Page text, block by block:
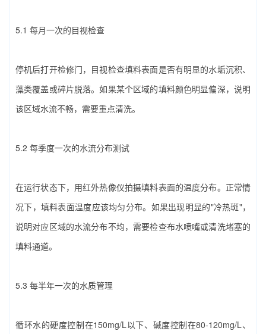
5.1 每月一次的目视检查
停机后打开检修门，目视检查填料表面是否有明显的水垢沉积、
藻类覆盖或碎片脱落。如果某个区域的填料颜色明显偏深，说明
该区域水流不畅，需要重点清洗。
5.2 每季度一次的水流分布测试
在运行状态下，用红外热像仪拍摄填料表面的温度分布。正常情
况下，填料表面温度应该均匀分布。如果出现明显的"冷热斑"，
说明对应区域的水流分布不均，需要检查布水喷嘴或清洗堵塞的
填料通道。
5.3 每半年一次的水质管理
循环水的硬度控制在150mg/L以下、碱度控制在80-120mg/L、